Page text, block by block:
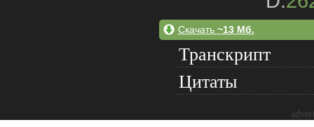
Скачать ~13 Мб.
Транскрипт
Цитаты